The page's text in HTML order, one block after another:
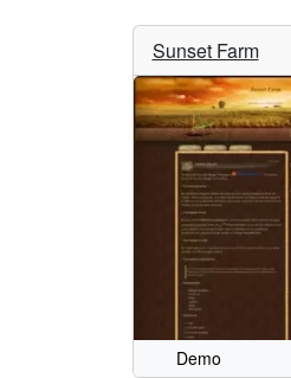
Sunset Farm
Demo